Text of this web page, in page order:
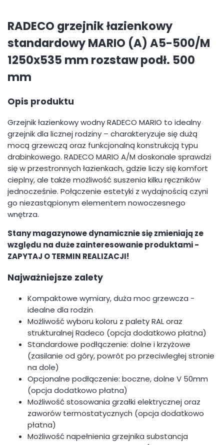
RADECO grzejnik łazienkowy
standardowy MARIO (A) A5-500/M
1250x535 mm rozstaw podł. 500
mm
Opis produktu
Grzejnik łazienkowy wodny RADECO MARIO to idealny
grzejnik dla licznej rodziny – charakteryzuje się dużą
mocą grzewczą oraz funkcjonalną konstrukcją typu
drabinkowego. RADECO MARIO A/M doskonale sprawdzi
się w przestronnych łazienkach, gdzie liczy się komfort
cieplny, ale także możliwość suszenia kilku ręczników
jednocześnie. Połączenie estetyki z wydajnością czyni
go niezastąpionym elementem nowoczesnego
wnętrza.
Stany magazynowe dynamicznie się zmieniają ze
względu na duże zainteresowanie produktami -
ZAPYTAJ O TERMIN REALIZACJI!
Najważniejsze zalety
Kompaktowe wymiary, duża moc grzewcza -
idealne dla rodzin
Możliwość wyboru koloru z palety RAL oraz
strukturalnej Radeco (opcja dodatkowo płatna)
Standardowe podłączenie: dolne i krzyżowe
(zasilanie od góry, powrót po przeciwległej stronie
na dole)
Opcjonalne podłączenie: boczne, dolne V 50mm
(opcja dodatkowo płatna)
Możliwość stosowania grzałki elektrycznej oraz
zaworów termostatycznych (opcja dodatkowo
płatna)
Możliwość napełnienia grzejnika substancja